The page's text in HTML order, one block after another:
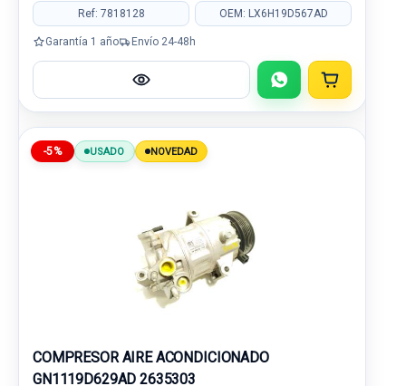
Ref: 7818128 OEM: LX6H19D567AD
Garantía 1 año Envío 24-48h
-5% USADO NOVEDAD
COMPRESOR AIRE ACONDICIONADO
GN1119D629AD 2635303